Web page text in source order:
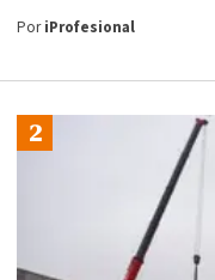
PoriProfesional